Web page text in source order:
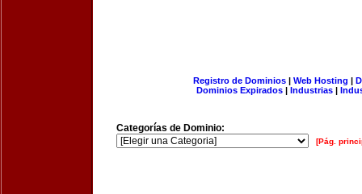
Registro de Dominios| Web Hosting |
Dominios Expirados | Industrias |
Categorías de Dominio:
[Pág.